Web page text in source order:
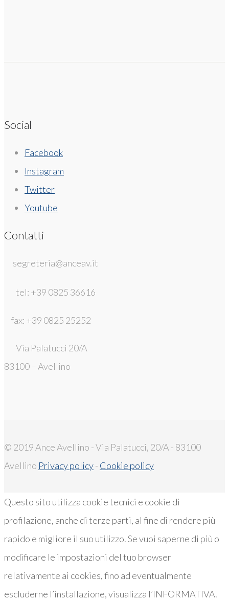
Social
Facebook
Instagram
Twitter
Youtube
Contatti
segreteria@anceav.it
tel: +39 0825 36616
fax: +39 0825 25252
Via Palatucci 20/A
83100 – Avellino
© 2019 Ance Avellino - Via Palatucci, 20/A - 83100
Avellino Privacy policy- Cookie policy
Questo sito utilizza cookie tecnici e cookie di
profilazione, anche di terze parti, al fine di rendere più
rapido e migliore il suo utilizzo. Se vuoi saperne di più o
modificare le impostazioni del tuo browser
relativamente ai cookies, fino ad eventualmente
escluderne l’installazione, visualizza l’INFORMATIVA.